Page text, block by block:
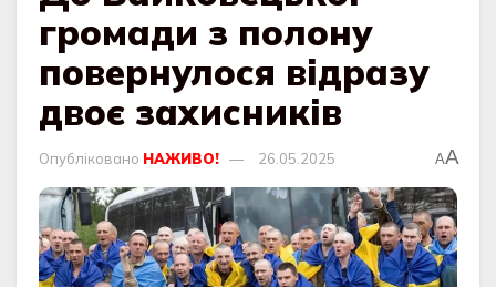
громади з полону
повернулося відразу
двоє захисників
Опубліковано НАЖИВО! 26.05.2025 AA